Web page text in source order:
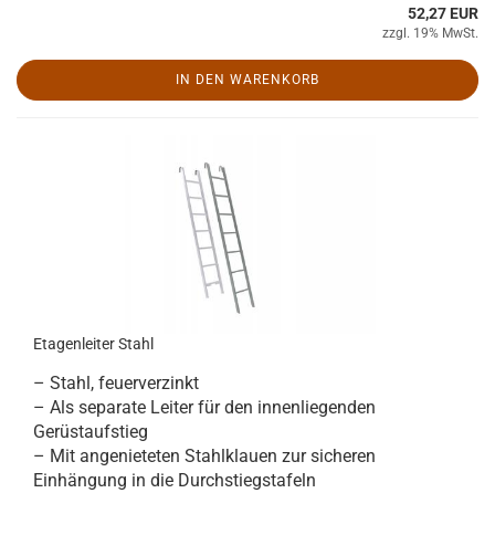
52,27 EUR
zzgl. 19% MwSt.
IN DEN WARENKORB
Etagenleiter Stahl
– Stahl, feuerverzinkt
– Als separate Leiter für den innenliegenden
Gerüstaufstieg
– Mit angenieteten Stahlklauen zur sicheren
Einhängung in die Durchstiegstafeln